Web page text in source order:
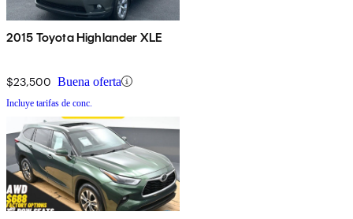
2015 Toyota Highlander XLE
$23,500 Buena oferta
Incluye tarifas de conc.